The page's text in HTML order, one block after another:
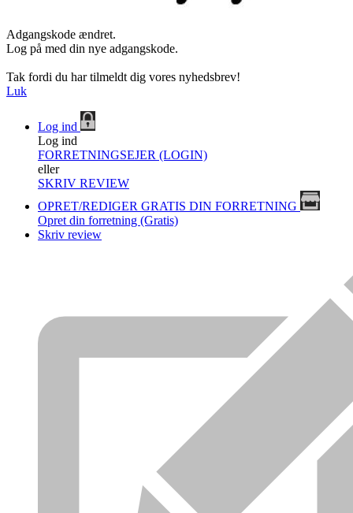
Adgangskode ændret.
Log på med din nye adgangskode.
Tak fordi du har tilmeldt dig vores nyhedsbrev!
Luk
Log ind
Log ind
FORRETNINGSEJER (LOGIN)
eller
SKRIV REVIEW
OPRET/REDIGER GRATIS DIN FORRETNING
Opret din forretning (Gratis)
Skriv review